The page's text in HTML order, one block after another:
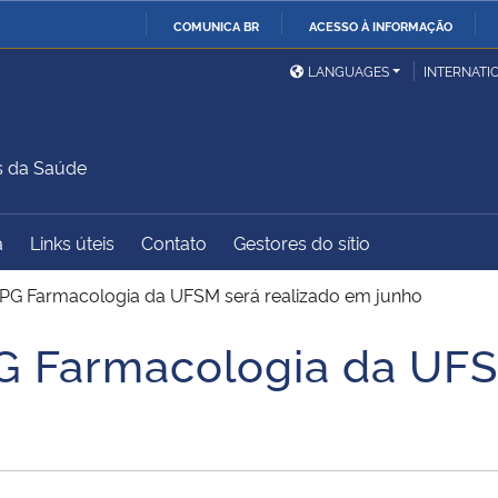
COMUNICA BR ACESSO À INFORMAÇÃO
Ministério da Defesa
Ministério das Relações
Exteriores
Ministério do
Desenvolvimento Regional
Controladoria-Geral da
União
Advocacia-Geral da União Banco Central do Brasil
LANGUAGES
da Saúde
Links úteis Contato Gestores do sítio
Farmacologia da UFSM será realizado em junho
Farmacologia da